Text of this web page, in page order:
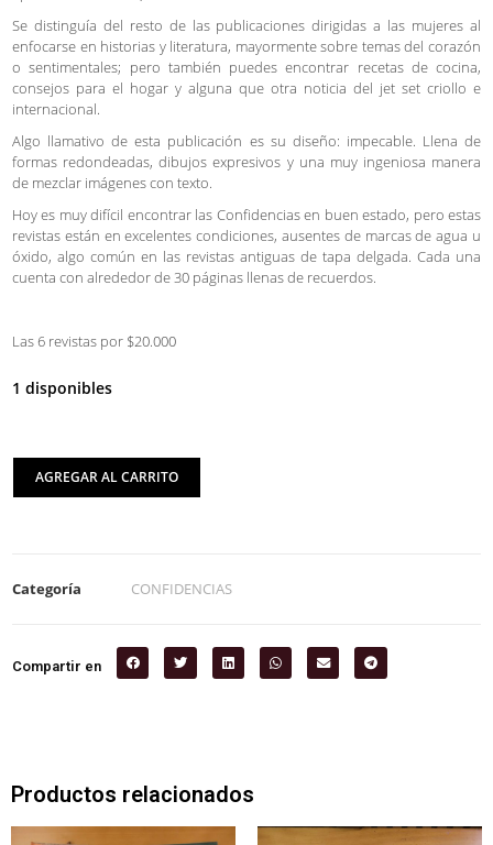
Se distinguía del resto de las publicaciones dirigidas a las mujeres al
enfocarse en historias y literatura, mayormente sobre temas del corazón
o sentimentales; pero también puedes encontrar recetas de cocina,
consejos para el hogar y alguna que otra noticia del jet set criollo e
internacional.
Algo llamativo de esta publicación es su diseño: impecable. Llena de
formas redondeadas, dibujos expresivos y una muy ingeniosa manera
de mezclar imágenes con texto.
Hoy es muy difícil encontrar las Confidencias en buen estado, pero estas
revistas están en excelentes condiciones, ausentes de marcas de agua u
óxido, algo común en las revistas antiguas de tapa delgada. Cada una
cuenta con alrededor de 30 páginas llenas de recuerdos.
Las 6 revistas por $20.000
1 disponibles
AGREGAR AL CARRITO
Categoría CONFIDENCIAS
Compartir en
Productos relacionados